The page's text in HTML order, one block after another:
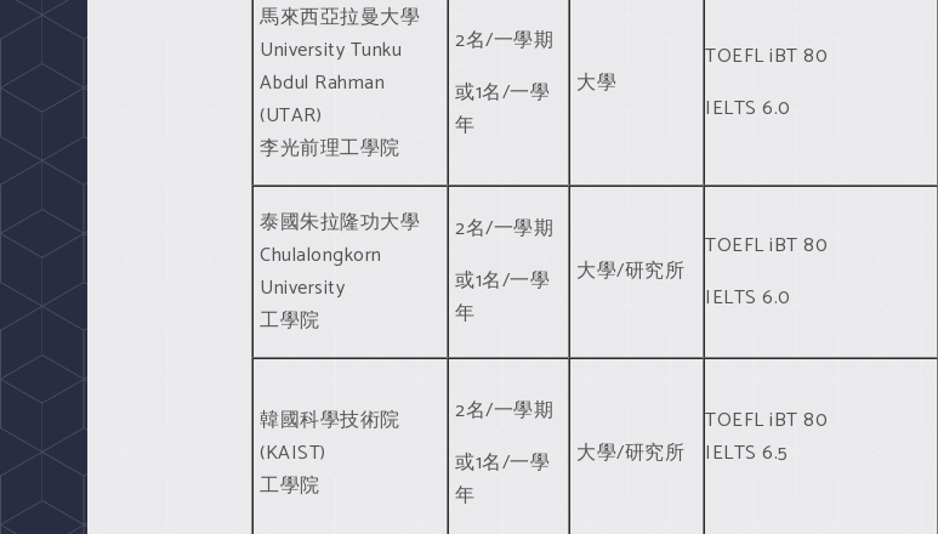
馬來西亞拉曼大學
University Tunku
Abdul Rahman
(UTAR)
李光前理工學院
2名/一學期
或1名/一學
年
大學
TOEFL iBT 80
IELTS 6.0
泰國朱拉隆功大學
Chulalongkorn
University
工學院
2名/一學期
或1名/一學
年
大學/研究所
TOEFL iBT 80
IELTS 6.0
韓國科學技術院
(KAIST)
工學院
2名/一學期
或1名/一學
年
大學/研究所
TOEFL iBT 80
IELTS 6.5